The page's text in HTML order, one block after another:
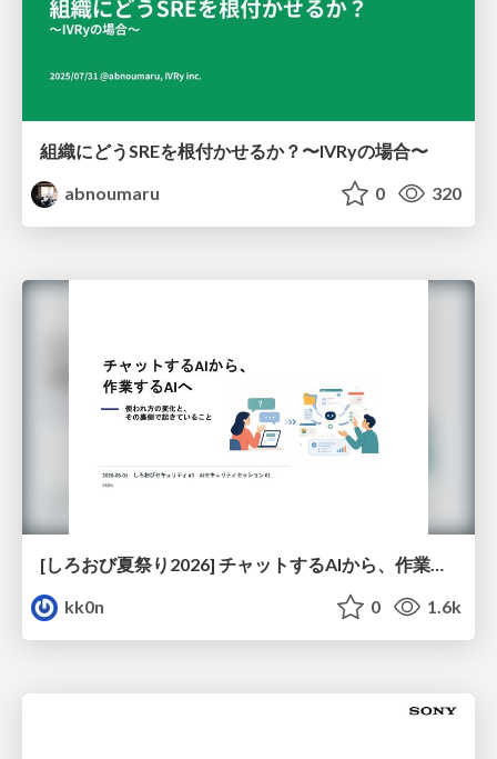
組織にどうSREを根付かせるか？〜IVRyの場合〜
abnoumaru
0 320
[しろおび夏祭り2026] チャットするAIから、作業するAIへ - 使われ方の変化と、その裏側で起きていること
kk0n
0 1.6k